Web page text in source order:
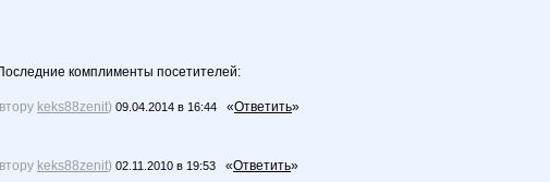
комплименты посетителей:
keks88zenit) 09.04.2014 в 16:44 «Ответить»
keks88zenit) 02.11.2010 в 19:53 «Ответить»